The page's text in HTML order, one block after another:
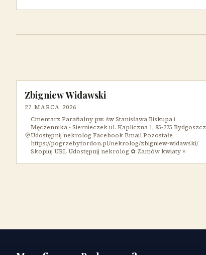
Zbigniew Widawski
27 MARCA 2026
Cmentarz Parafialny pw. św Stanisława Biskupa i
Męczennika - Siernieczek ul. Kapliczna 1, 85-775 Bydgoszcz
Udostępnij nekrolog Facebook Email Pozostałe
https://pogrzebyfordon.pl/nekrolog/zbigniew-widawski/
Skopiuj URL Udostępnij nekrolog ✿ Zamów kwiaty ×